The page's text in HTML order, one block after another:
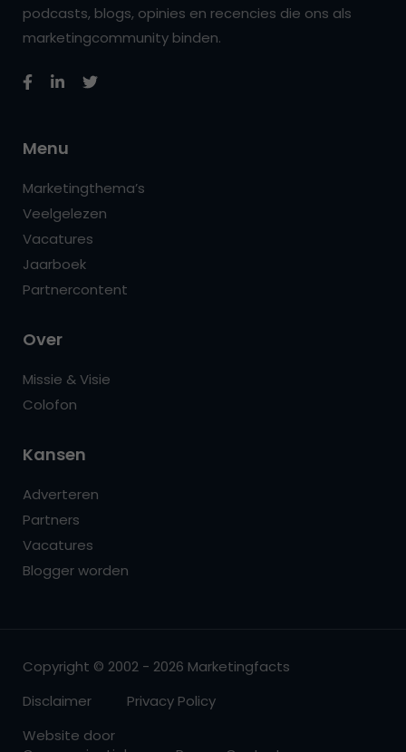
podcasts, blogs, opinies en recencies die ons als
marketingcommunity binden.
Menu
Marketingthema’s
Veelgelezen
Vacatures
Jaarboek
Partnercontent
Over
Missie & Visie
Colofon
Kansen
Adverteren
Partners
Vacatures
Blogger worden
Copyright © 2002 - 2026 Marketingfacts
Disclaimer
Privacy Policy
Website door